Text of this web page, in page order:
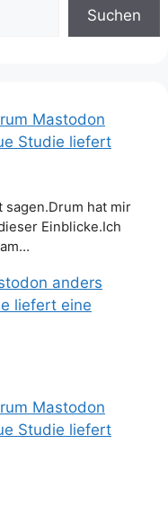
Suchen
Mastodon
Studie liefert
sagen.Drum hat mir
Einblicke.Ich
anders
liefert eine
Mastodon
Studie liefert